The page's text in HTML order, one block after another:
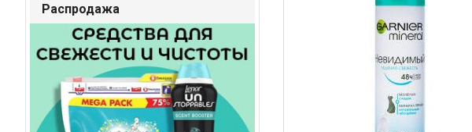
Распродажа